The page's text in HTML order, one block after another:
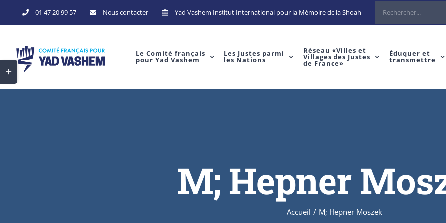
to
01 47 20 99 57 Nous contacter Yad Vashem Institut International pour la Mémoire de la Shoah Rechercher
Le Comité français
pour Yad Vashem
Les Justes parmi
les Nations
Réseau «Villes et
Villages des Justes
de France»
Éduquer et
transmettre
M; Hepner
Accueil / M; Hepner Moszek
Toggle
Sliding